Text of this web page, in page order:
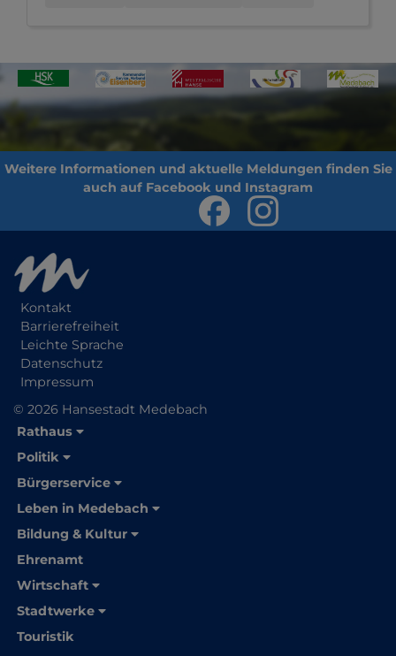
Kontakt
Barrierefreiheit
Leichte Sprache
Datenschutz
Impressum
© 2026 Hansestadt Medebach
Rathaus
Politik
Bürgerservice
Leben in Medebach
Bildung & Kultur
Ehrenamt
Wirtschaft
Stadtwerke
Touristik